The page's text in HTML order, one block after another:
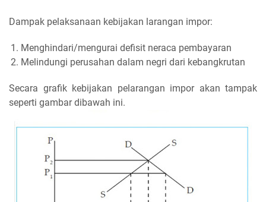
Dampak pelaksanaan kebijakan larangan impor:
Menghindari/mengurai defisit neraca pembayaran
Melindungi perusahan dalam negri dari kebangkrutan
Secara grafik kebijakan pelarangan impor akan tampak
seperti gambar dibawah ini.